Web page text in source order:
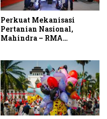
Perkuat Mekanisasi
Pertanian Nasional,
Mahindra – RMA
Tingkatkan Produktivitas
Petani Indonesia